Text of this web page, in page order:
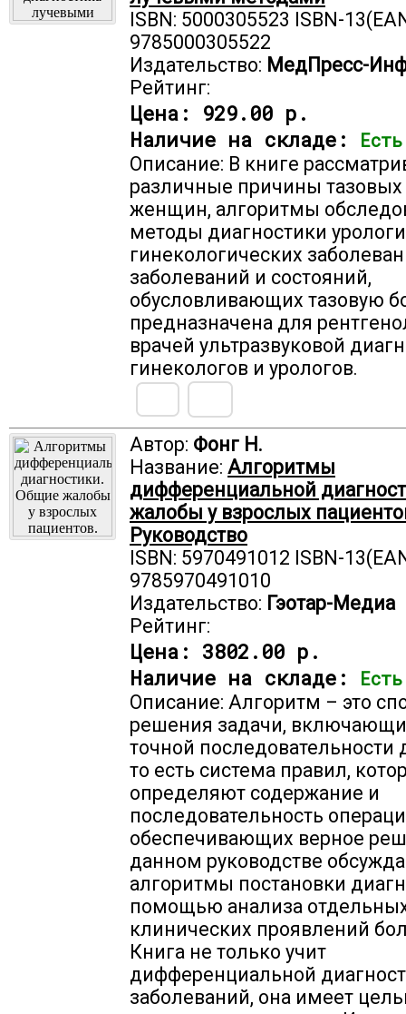
ISBN: 5000305523 ISBN-
9785000305522
Издательство: МедПресс-
Рейтинг:
Цена: 929.00 р.
Наличие на складе:
Есть
Описание: В книге
различные причины тазовых
женщин, алгоритмы
методы диагностики
гинекологических
заболеваний и состояний,
обусловливающих тазовую
предназначена для
врачей ультразвуковой
гинекологов и урологов.
Автор: Фонг Н.
Название: Алгоритмы
дифференциальной
жалобы у взрослых
Руководство
ISBN: 5970491012 ISBN-
9785970491010
Издательство: Гэотар-Медиа
Рейтинг:
Цена: 3802.00 р.
Наличие на складе:
Описание: Алгоритм – это
решения задачи,
точной последовательности
то есть система правил,
определяют содержание и
последовательность
обеспечивающих верное
данном руководстве
алгоритмы постановки
помощью анализа
клинических проявлений
Книга не только учит
дифференциальной
заболеваний, она имеет